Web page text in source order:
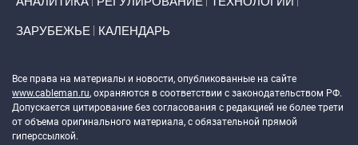
ЗАРУБЕЖЬЕ КАЛЕНДАРЬ
Все права на материалы и новости, опубликованные на сайте
www.cableman.ru, охраняются в соответствии с законодательством РФ.
Допускается цитирование без согласования с редакцией не более трети
от объема оригинального материала, с обязательной прямой
гиперссылкой.